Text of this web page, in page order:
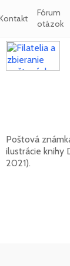
Fórum
otázok
Poštová
ilustrácie knihy
2021).